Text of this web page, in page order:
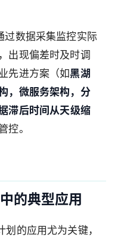
过数据采集监控实际
出现偏差时及时调
先进方案（如黑湖
，微服务架构，分
滞后时间从天级缩
控。
的典型应用
划的应用尤为关键，